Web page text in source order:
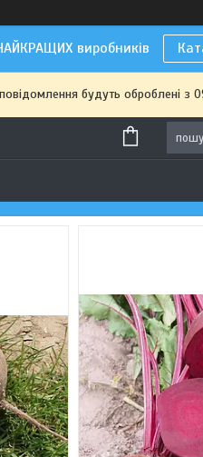
виробників
будуть оброблені